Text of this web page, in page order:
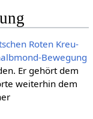
Roten Kreu­
Be­we­gung
Er gehört dem
weiterhin dem